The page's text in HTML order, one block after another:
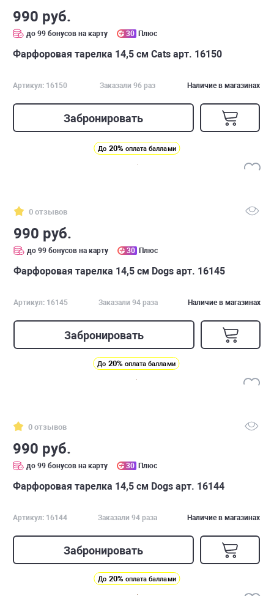
990 руб.
до 99 бонусов на карту 30 Плюс
Фарфоровая тарелка 14,5 см Cats арт. 16150
Артикул: 16150 Заказали 96 раз Наличие в магазинах
Забронировать
До 20% оплата баллами
0 отзывов
990 руб.
до 99 бонусов на карту 30 Плюс
Фарфоровая тарелка 14,5 см Dogs арт. 16145
Артикул: 16145 Заказали 94 раза Наличие в магазинах
Забронировать
До 20% оплата баллами
0 отзывов
990 руб.
до 99 бонусов на карту 30 Плюс
Фарфоровая тарелка 14,5 см Dogs арт. 16144
Артикул: 16144 Заказали 94 раза Наличие в магазинах
Забронировать
До 20% оплата баллами